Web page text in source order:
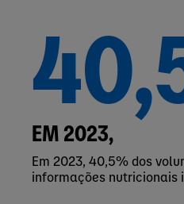
EM 2023,
Em 2023, 40,5% dos
informações nutricionais